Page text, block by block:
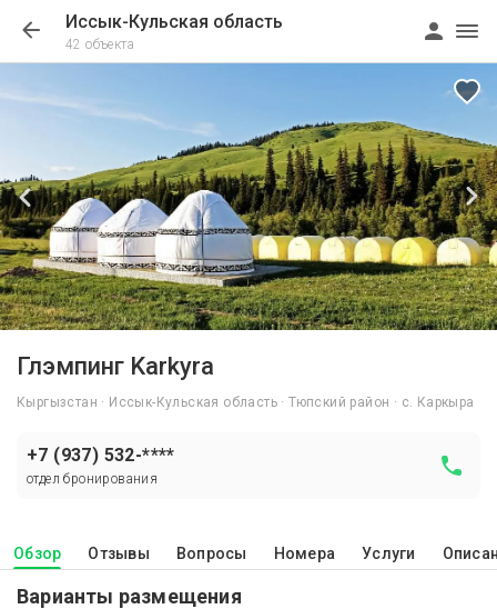
Иссык-Кульская область
42 объекта
Глэмпинг Karkyra
Кыргызстан · Иссык-Кульская область · Тюпский район · с. Каркыра
+7 (937) 532-****
отдел бронирования
Обзор Отзывы Вопросы Номера Услуги
Варианты размещения